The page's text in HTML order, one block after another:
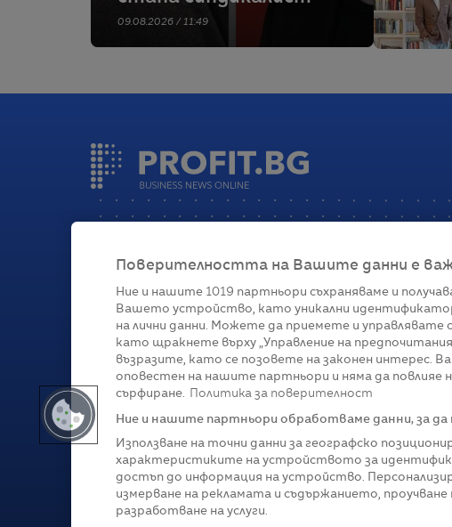
09.08.2026 / 11:49
Категории
ГлобалноБизнесТехнологииСтратегииЖивот
Поверителността на Вашите данни е
Ние и нашите 1019 партньори съхраняваме и
Вашето устройство, като уникални
на лични данни. Можете да приемете и управлявате
като щракнете върху „Управление на
възразите, като се позовете на законен интерес.
оповестен на нашите партньори и няма да повлияе
сърфиране.
Политика за поверителност
Ние и нашите партньори обработваме данни, за да
Използване на точни данни за географско
характеристиките на устройството за
достъп до информация на устройство.
измерване на рекламата и съдържанието,
разработване на услуги.